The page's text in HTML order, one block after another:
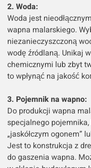
2. Woda:
Woda jest
wapna malarskiego.
niezanieczyszczoną
wodę źródlaną. Unikaj
chemicznymi lub zbyt
to wpłynąć na jakość
3. Pojemnik na wapno:
Do produkcji wapna
specjalnego
„jaskółczym ogonem”
Jest to konstrukcja z
do gaszenia wapna.